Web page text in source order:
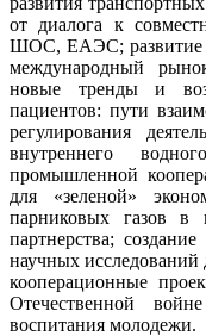
от диалога к
ШОС, ЕАЭС; развитие
международный
новые тренды и
пациентов: пути
регулирования
внутреннего
промышленной
для «зеленой»
парниковых газов в
партнерства;
научных
кооперационные
Отечественной
воспитания молодежи.